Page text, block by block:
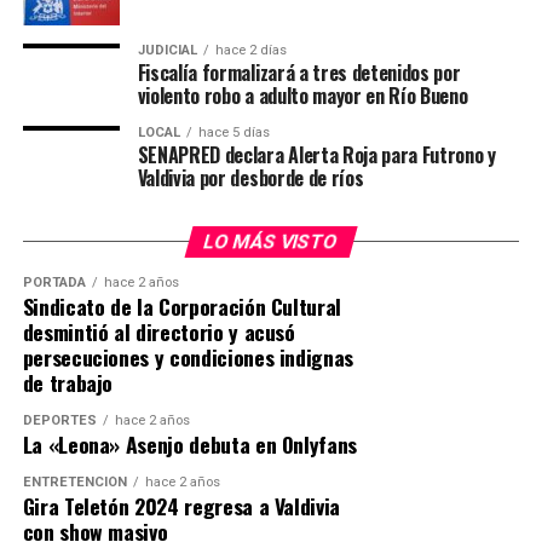
Este es solo el comienzo de un camino de
crecimiento y aprendizaje continuo”
Díaz, una de las entrenadoras del club.
Además, destacaron las medallas de plata de Isidora
Asenjo en Preinfantil C, Trinidad Cárcamo en Peque
Formativo, Emilia Cifuentes en Junior C Aro, Moira
Salinas y Antonia Ruíz en el Dúo Preinfantil, además del
Conjunto Mini formado por Julieta Gaete, Dulce Ríos,
Mia Acosta, Melina Rodríguez y Fernanda Velásquez.
“Este resultado es un reflejo del trabajo en equipo.
No solo entre entrenadoras y gimnastas, sino también
con las familias, que están siempre presentes,
apoyando en cada entrenamiento y competencia.
Además, vemos con orgullo cómo la gimnasia rítmica
ha crecido en Valdivia: cada vez hay más niñas
interesadas, más espacios de formación y un entorno
JUDICIAL hace 2 días
Fiscalía formalizará a tres detenidos por
violento robo a adulto mayor en Río Bueno
LOCAL hace 5 días
SENAPRED declara Alerta Roja para Futrono y
Valdivia por desborde de ríos
LO MÁS VISTO
PORTADA hace 2 años
Sindicato de la Corporación Cultural
desmintió al directorio y acusó
persecuciones y condiciones indignas
de trabajo
DEPORTES hace 2 años
La «Leona» Asenjo debuta en Onlyfans
ENTRETENCIÓN hace 2 años
Gira Teletón 2024 regresa a Valdivia
con show masivo